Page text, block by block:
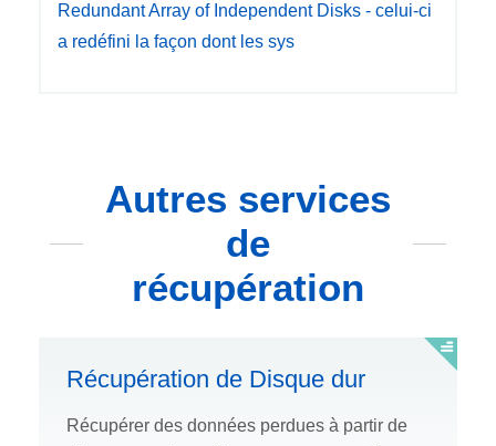
Redundant Array of Independent Disks - celui-ci
a redéfini la façon dont les sys
Autres services
de
récupération
Récupération de Disque dur
Récupérer des données perdues à partir de